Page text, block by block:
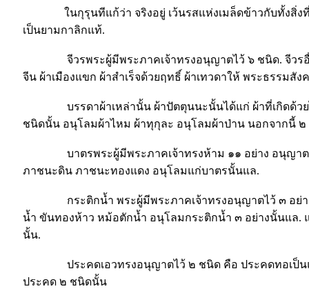
ในกุรุนทีแก้ว่า จริงอยู่ เว้นรสแห่งเมล็ดข้าวกับทั้งสิ่งที่
เป็นยามกาลิกแท้.
จีวรพระผู้มีพระภาคเจ้าทรงอนุญาตไว้ ๖ ชนิด. จีวรอื่น
จีน ผ้าเมืองแขก ผ้าสำเร็จด้วยฤทธิ์ ผ้าเทวดาให้ พระธรรม
บรรดาผ้าเหล่านั้น ผ้าปัตตุนนะนั้นได้แก่ ผ้าที่เกิดด้วยไห
ชนิดนั้น อนุโลมผ้าไหม ผ้าทุกุละ อนุโลมผ้าป่าน นอกจากนี้
บาตรพระผู้มีพระภาคเจ้าทรงห้าม ๑๑ อย่าง อนุญาต ๒
ภาชนะดิน ภาชนะทองแดง อนุโลมแก่บาตรนั้นแล.
กระติกน้ำ พระผู้มีพระภาคเจ้าทรงอนุญาตไว้ ๓ อย่าง
น้ำ ขันทองห้าว หม้อตักน้ำ อนุโลมกระติกน้ำ ๓ อย่างนั้นแล.
นั้น.
ประคดเอวทรงอนุญาตไว้ ๒ ชนิด คือ ประคดทอเป็นแผ่
ประคด ๒ ชนิดนั้น